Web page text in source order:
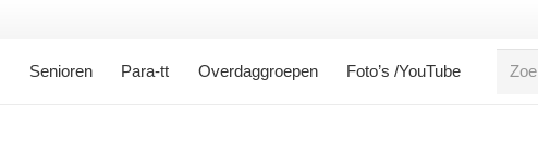
Senioren Para-tt Overdaggroepen Foto’s /YouTube